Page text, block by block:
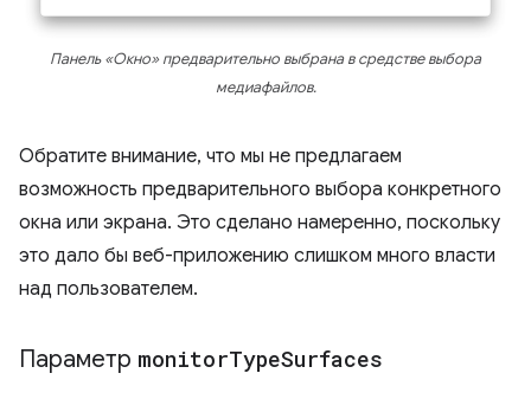
Панель «Окно» предварительно выбрана в средстве выбора
медиафайлов.
Обратите внимание, что мы не предлагаем
возможность предварительного выбора конкретного
окна или экрана. Это сделано намеренно, поскольку
это дало бы веб-приложению слишком много власти
над пользователем.
Параметр monitorTypeSurfaces